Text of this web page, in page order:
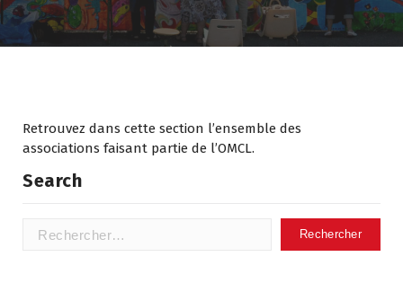
n
u
Retrouvez dans cette section l’ensemble des
associations faisant partie de l’OMCL.
Search
Rechercher :